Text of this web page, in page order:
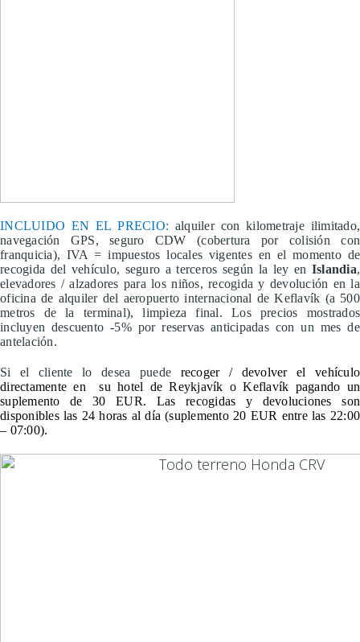
INCLUIDO EN EL PRECIO: alquiler con kilometraje ilimitado,
navegación GPS, seguro CDW (cobertura por colisión con
franquicia), IVA = impuestos locales vigentes en el momento de
recogida del vehículo, seguro a terceros según la ley en Islandia,
elevadores / alzadores para los niños, recogida y devolución en la
oficina de alquiler del aeropuerto internacional de Keflavík (a 500
metros de la terminal), limpieza final. Los precios mostrados
incluyen descuento -5% por reservas anticipadas con un mes de
antelación.
Si el cliente lo desea puede recoger / devolver el vehículo
directamente en su hotel de Reykjavík o Keflavík pagando un
suplemento de 30 EUR. Las recogidas y devoluciones son
disponibles las 24 horas al día (suplemento 20 EUR entre las 22:00
– 07:00).